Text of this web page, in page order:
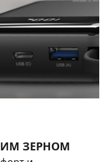
ЗЕРНОМ